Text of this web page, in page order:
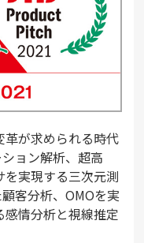
が求められる時代
ョン解析、超高
実現する三次元測
客分析、OMOを実
情分析と視線推定